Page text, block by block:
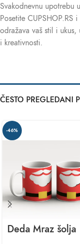
Svakodnevnu upotrebu
Posetite CUPSHOP.RS
odražava vaš stil i
i kreativnosti.
ČESTO PREGLEDANI
-46%
Deda Mraz šolja